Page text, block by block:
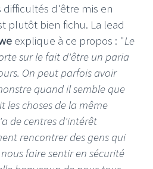
d'être mis en
plutôt bien fichu. La lead
explique à ce propos : "Le
sur le fait d'être un paria
On peut parfois avoir
quand il semble que
les choses de la même
de centres d'intérêt
rencontrer des gens qui
faire sentir en sécurité